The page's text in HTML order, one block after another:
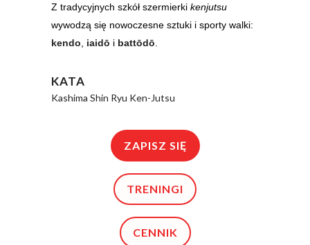
Z tradycyjnych szkół szermierki kenjutsu
wywodzą się nowoczesne sztuki i sporty walki:
kendo
iaidō i battōdō
KATA
Kashima Shin Ryu Ken-Jutsu
ZAPISZ SIĘ
TRENINGI
CENNIK